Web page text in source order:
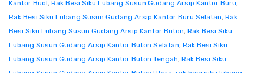
Kantor Buol, Rak Besi Siku Lubang Susun Gudang Arsip Kantor Buru,
Rak Besi Siku Lubang Susun Gudang Arsip Kantor Buru Selatan, Rak
Besi Siku Lubang Susun Gudang Arsip Kantor Buton, Rak Besi Siku
Lubang Susun Gudang Arsip Kantor Buton Selatan, Rak Besi Siku
Lubang Susun Gudang Arsip Kantor Buton Tengah, Rak Besi Siku